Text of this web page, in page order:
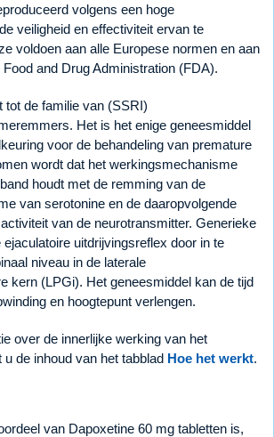
volgens een hoge
veiligheid en effectiviteit ervan te
voldoen aan alle Europese normen en aan
and Drug Administration (FDA).
tot de familie van (SSRI)
Het is het enige geneesmiddel
voor de behandeling van premature
wordt dat het werkingsmechanisme
houdt met de remming van de
van serotonine en de daaropvolgende
van de neurotransmitter. Generieke
uitdrijvingsreflex door in te
niveau in de laterale
kern (LPGi). Het geneesmiddel kan de tijd
en hoogtepunt verlengen.
over de innerlijke werking van het
de inhoud van het tabblad Hoe het werkt.
van Dapoxetine 60 mg tabletten is,